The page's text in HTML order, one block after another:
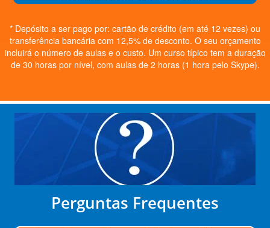
* Depósito a ser pago por: cartão de crédito (em até 12 vezes) ou
transferência bancária com 12,5% de desconto. O seu orçamento
incluirá o número de aulas e o custo. Um curso típico tem a duração
de 30 horas por nível, com aulas de 2 horas (1 hora pelo Skype).
Perguntas Frequentes